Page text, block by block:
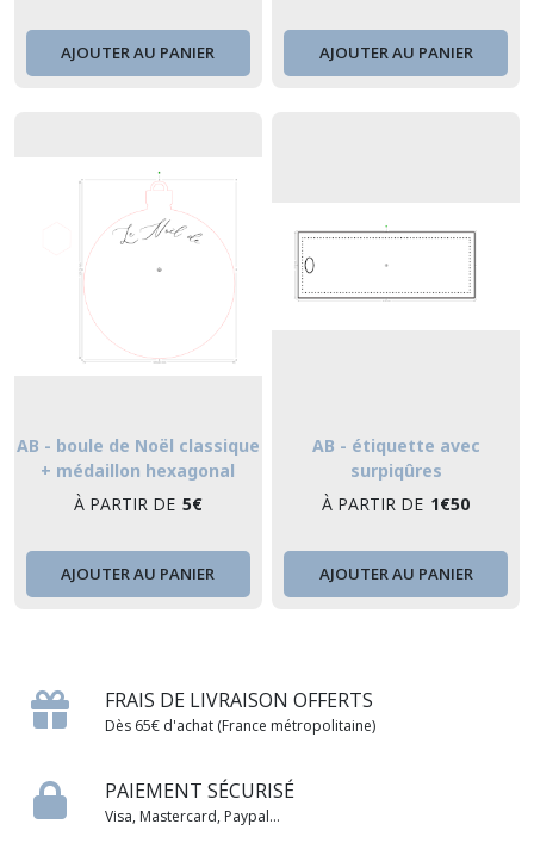
AJOUTER AU PANIER AJOUTER AU PANIER
AB - boule de Noël classique
+ médaillon hexagonal
À PARTIR DE 5€
AJOUTER AU PANIER
AB - étiquette avec
surpiqûres
À PARTIR DE 1€50
AJOUTER AU PANIER
FRAIS DE LIVRAISON OFFERTS
Dès 65€ d'achat (France métropolitaine)
PAIEMENT SÉCURISÉ
Visa, Mastercard, Paypal...